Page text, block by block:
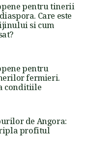
pentru tinerii
Care este
si cum
pentru
fermieri.
conditiile
de Angora:
profitul